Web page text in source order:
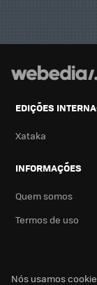
EDIÇÕES
Xataka
INFORMAÇÕES
Quem somos
Termos de uso
Nós usamos